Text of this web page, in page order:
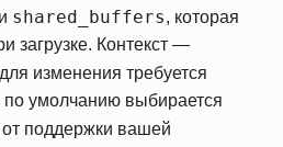
shared_buffers, которая
загрузке. Контекст —
изменения требуется
по умолчанию выбирается
от поддержки вашей